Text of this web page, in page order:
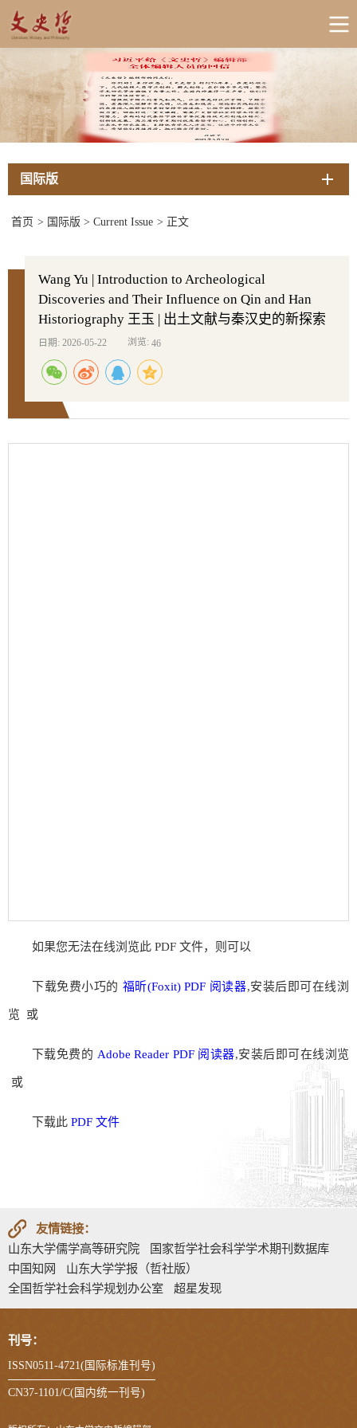
国际版
首页 > 国际版 > Current Issue > 正文
Wang Yu | Introduction to Archeological
Discoveries and Their Influence on Qin and Han
Historiography 王玉 | 出土文献与秦汉史的新探索
日期: 2026-05-22 浏览: 46
如果您无法在线浏览此 PDF 文件，则可以
下载免费小巧的 福昕(Foxit) PDF 阅读器,安装后即可在线浏
览 或
下载免费的 Adobe Reader PDF 阅读器,安装后即可在线浏览
或
下载此 PDF 文件
友情链接：
山东大学儒学高等研究院
国家哲学社会科学学术期刊数据库
中国知网
山东大学学报（哲社版）
全国哲学社会科学规划办公室
超星发现
刊号：
ISSN0511-4721(国际标准刊号)
CN37-1101/C(国内统一刊号)